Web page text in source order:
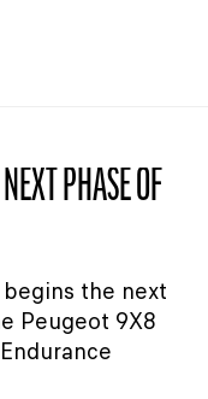
PHASE OF
the next
Peugeot 9X8